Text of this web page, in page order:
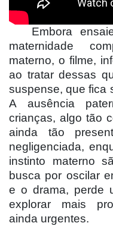
Embora
maternidade
materno, o filme,
ao tratar dessas
suspense, que fica
A ausência
crianças, algo tão
ainda tão
negligenciada,
instinto materno
busca por oscilar
e o drama, perde
explorar mais
ainda urgentes.